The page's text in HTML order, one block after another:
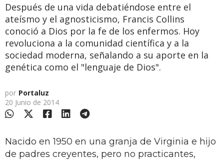
Después de una vida debatiéndose entre el
ateísmo y el agnosticismo, Francis Collins
conoció a Dios por la fe de los enfermos. Hoy
revoluciona a la comunidad científica y a la
sociedad moderna, señalando a su aporte en la
genética como el "lenguaje de Dios".
por Portaluz
20 Junio de 2014
Nacido en 1950 en una granja de Virginia e hijo
de padres creyentes, pero no practicantes,